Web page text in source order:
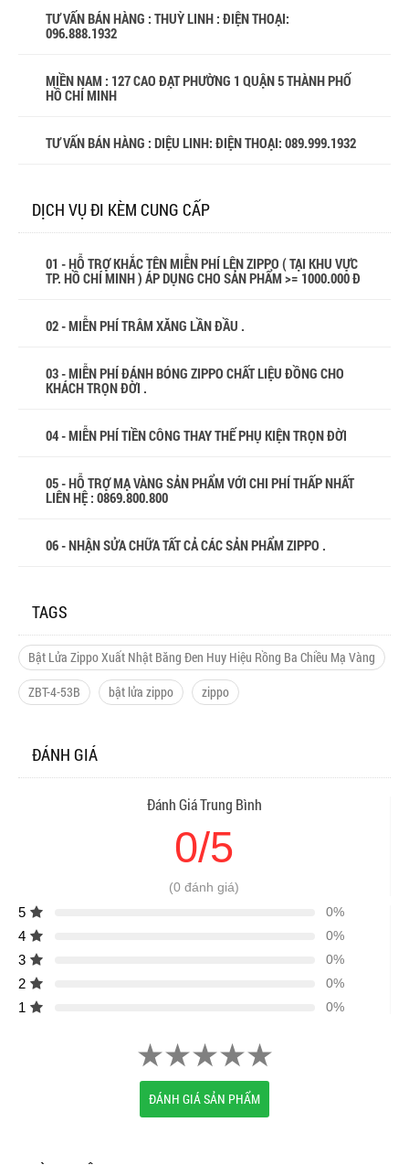
TƯ VẤN BÁN HÀNG : THUỲ LINH : ĐIỆN THOẠI:
096.888.1932
MIỀN NAM : 127 CAO ĐẠT PHƯỜNG 1 QUẬN 5 THÀNH PHỐ
HỒ CHÍ MINH
TƯ VẤN BÁN HÀNG : DIỆU LINH: ĐIỆN THOẠI: 089.999.1932
DỊCH VỤ ĐI KÈM CUNG CẤP
01 - HỖ TRỢ KHẮC TÊN MIỄN PHÍ LÊN ZIPPO ( TẠI KHU VỰC
TP. HỒ CHÍ MINH ) ÁP DỤNG CHO SẢN PHẨM >= 1000.000 Đ
02 - MIỄN PHÍ TRÂM XĂNG LẦN ĐẦU .
03 - MIỄN PHÍ ĐÁNH BÓNG ZIPPO CHẤT LIỆU ĐỒNG CHO
KHÁCH TRỌN ĐỜI .
04 - MIỄN PHÍ TIỀN CÔNG THAY THẾ PHỤ KIỆN TRỌN ĐỜI
05 - HỖ TRỢ MẠ VÀNG SẢN PHẨM VỚI CHI PHÍ THẤP NHẤT
LIÊN HỆ : 0869.800.800
06 - NHẬN SỬA CHỮA TẤT CẢ CÁC SẢN PHẨM ZIPPO .
TAGS
Bật Lửa Zippo Xuất Nhật Băng Đen Huy Hiệu Rồng Ba Chiều Mạ Vàng
ZBT-4-53B
bật lửa zippo zippo
ĐÁNH GIÁ
Đánh Giá Trung Bình
0/5
(0 đánh giá)
5 0%
4 0%
3 0%
2 0%
1 0%
ĐÁNH GIÁ SẢN PHẨM